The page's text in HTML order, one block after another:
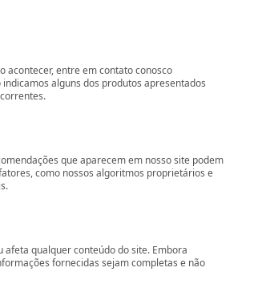
acontecer, entre em contato conosco
alguns dos produtos apresentados
que aparecem em nosso site podem
como nossos algoritmos proprietários e
qualquer conteúdo do site. Embora
fornecidas sejam completas e não